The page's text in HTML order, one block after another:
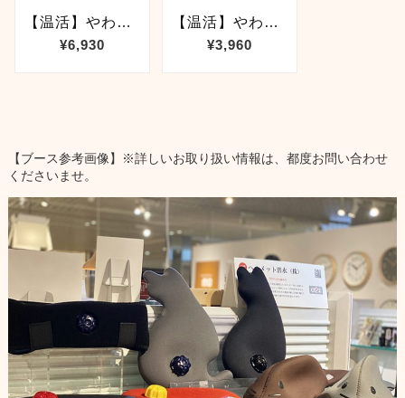
【ブース参考画像】※詳しいお取り扱い情報は、都度お問い合わせ
くださいませ。